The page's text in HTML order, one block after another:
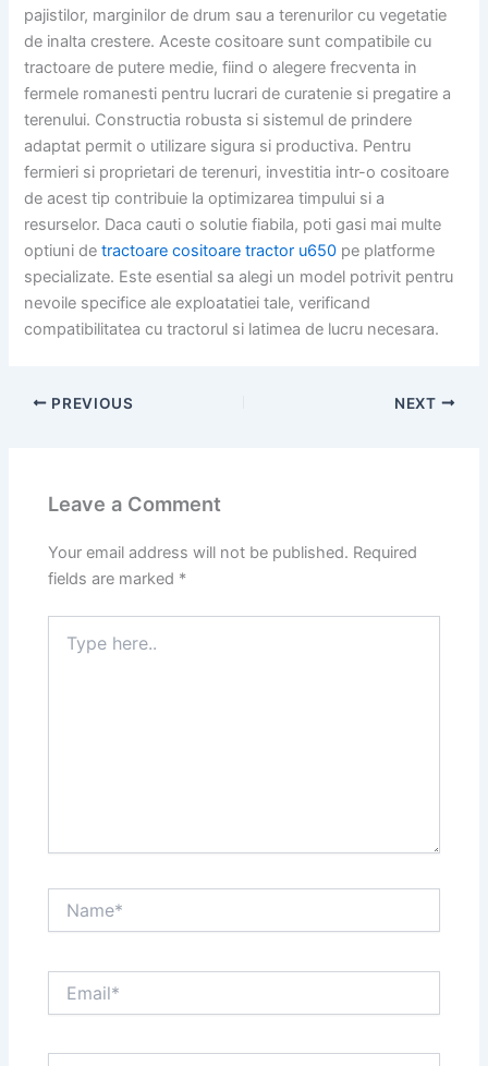
pajistilor, marginilor de drum sau a terenurilor cu vegetatie
de inalta crestere. Aceste cositoare sunt compatibile cu
tractoare de putere medie, fiind o alegere frecventa in
fermele romanesti pentru lucrari de curatenie si pregatire a
terenului. Constructia robusta si sistemul de prindere
adaptat permit o utilizare sigura si productiva. Pentru
fermieri si proprietari de terenuri, investitia intr-o cositoare
de acest tip contribuie la optimizarea timpului si a
resurselor. Daca cauti o solutie fiabila, poti gasi mai multe
optiuni detractoare cositoare tractor u650 pe platforme
specializate. Este esential sa alegi un model potrivit pentru
nevoile specifice ale exploatatiei tale, verificand
compatibilitatea cu tractorul si latimea de lucru necesara.
PREVIOUS NEXT
Leave a Comment
Your email address will not be published. Required
fields are marked *
here..